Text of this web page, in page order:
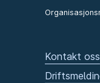
Kontakt oss